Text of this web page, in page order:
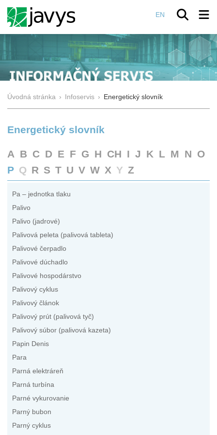
EN
Úvodná stránka › Infoservis › Energetický slovník
Energetický slovník
A B C D E F G H CH I J K L M N O
P Q R S T U V W X Y Z
Pa – jednotka tlaku
Palivo
Palivo (jadrové)
Palivová peleta (palivová tableta)
Palivové čerpadlo
Palivové dúchadlo
Palivové hospodárstvo
Palivový cyklus
Palivový článok
Palivový prút (palivová tyč)
Palivový súbor (palivová kazeta)
Papin Denis
Para
Parná elektráreň
Parná turbína
Parné vykurovanie
Parný bubon
Parný cyklus